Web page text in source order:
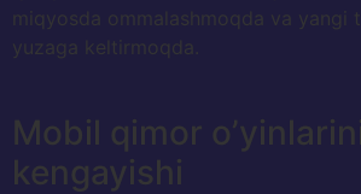
miqyosda ommalashmoqda va yangi
yuzaga keltirmoqda.
Mobil qimor
kengayishi